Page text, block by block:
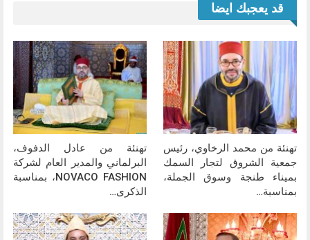
قد يعجبك ايضا
تهنئة من محمد الرخاوي، رئيس
جمعية الشروق لتجار السمك
بميناء طنجة وسوق الجملة،
بمناسبة…
تهنئة من عادل الدفوف،
البرلماني والمدير العام لشركة
NOVACO FASHION، بمناسبة
الذكرى…